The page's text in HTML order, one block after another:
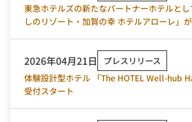
東急ホテルズの新たなパートナーホテルと
しのリゾート・加賀の幸 ホテルアローレ」
2026年04月21日
プレスリリース
体験設計型ホテル 「The HOTEL Well-hub
受付スタート